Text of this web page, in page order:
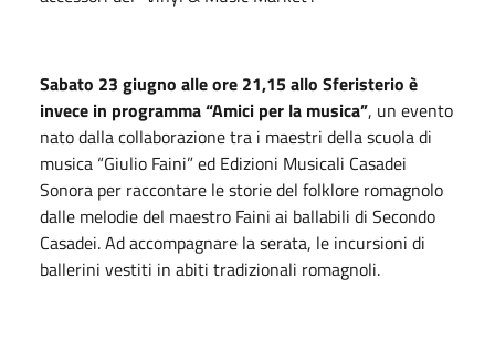
Sabato 23 giugno alle ore 21,15 allo Sferisterio è
invece in programma “Amici per la musica”, un evento
nato dalla collaborazione tra i maestri della scuola di
musica “Giulio Faini” ed Edizioni Musicali Casadei
Sonora per raccontare le storie del folklore romagnolo
dalle melodie del maestro Faini ai ballabili di Secondo
Casadei. Ad accompagnare la serata, le incursioni di
ballerini vestiti in abiti tradizionali romagnoli.